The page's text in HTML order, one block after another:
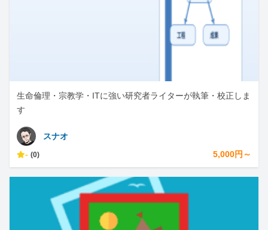
生命倫理・宗教学・ITに強い研究者ライターが執筆・校正しま
す
スナオ
- (0) 5,000円～